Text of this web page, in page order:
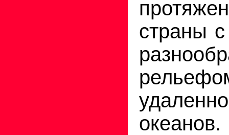
страны
океанов.